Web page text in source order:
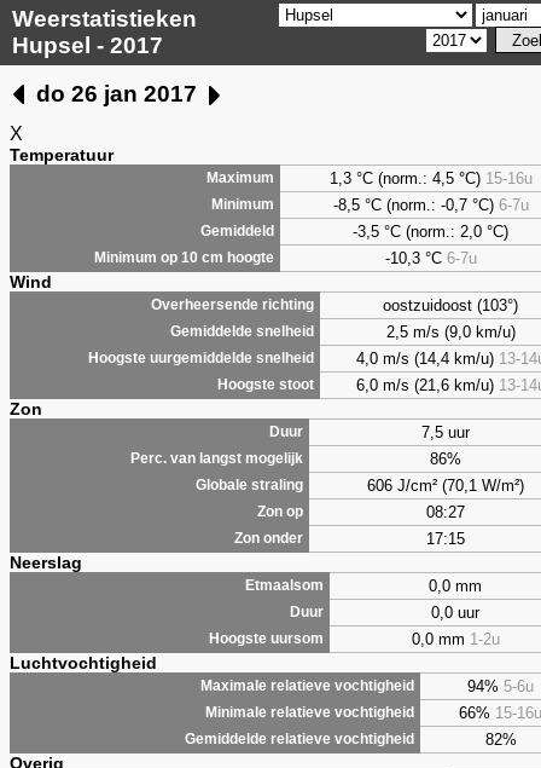
Weerstatistieken
Hupsel - 2017
do 26 jan 2017
X
Temperatuur
Maximum 1,3°C (norm.: 4,5 °C) 15-16u
Minimum -8,5°C (norm.: -0,7 °C) 6-7u
Gemiddeld -3,5 °C (norm.: 2,0 °C)
Minimum op 10 cm hoogte -10,3 °C 6-7u
Wind
Overheersende richting oostzuidoost (103°)
Gemiddelde snelheid 2,5 m/s (9,0 km/u)
Hoogste uurgemiddelde snelheid 4,0 m/s (14,4 km/u) 13-
Hoogste stoot 6,0 m/s (21,6 km/u) 13-
Zon
Duur 7,5 uur
Perc. van langst mogelijk 86%
Globale straling 606 J/cm² (70,1 W/m²)
Zon op 08:27
Zon onder 17:15
Neerslag
Etmaalsom 0,0 mm
Duur 0,0 uur
Hoogste uursom 0,0 mm 1-2u
Luchtvochtigheid
Maximale relatieve vochtigheid 94% 5-6u
Minimale relatieve vochtigheid 66% 15-16u
Gemiddelde relatieve vochtigheid 82%
Overig